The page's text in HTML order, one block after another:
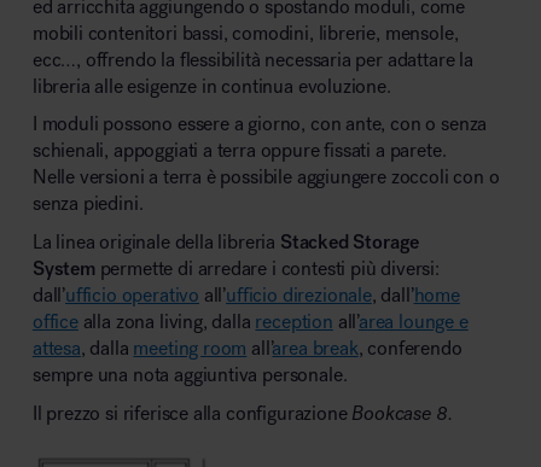
ed arricchita aggiungendo o spostando moduli, come
mobili contenitori bassi, comodini, librerie, mensole,
ecc…, offrendo la flessibilità necessaria per adattare la
libreria alle esigenze in continua evoluzione.
I moduli possono essere a giorno, con ante, con o senza
schienali, appoggiati a terra oppure fissati a parete.
Nelle versioni a terra è possibile aggiungere zoccoli con o
senza piedini.
La linea originale della libreria Stacked Storage
System permette di arredare i contesti più diversi:
dall’ufficio operativo all’ufficio direzionale, dall’home
officealla zona living, dalla reception all’area lounge e
attesa, dalla meeting room all’area break, conferendo
sempre una nota aggiuntiva personale.
Il prezzo si riferisce alla configurazione Bookcase 8.